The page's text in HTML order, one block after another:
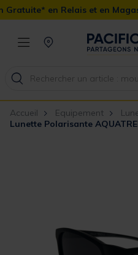
en Relais et en Magasin
Accueil Equipement
Lunette Polarisante